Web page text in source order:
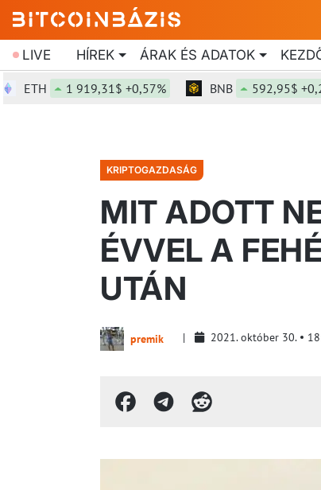
LIVE HÍREK ÁRAK ÉS ADATOK
1 919,31$ +0,57% BNB 592,95$ +0,22%
KRIPTOGAZDASÁG
MIT ADOTT
ÉVVEL A
UTÁN
premik 2021. október 30.